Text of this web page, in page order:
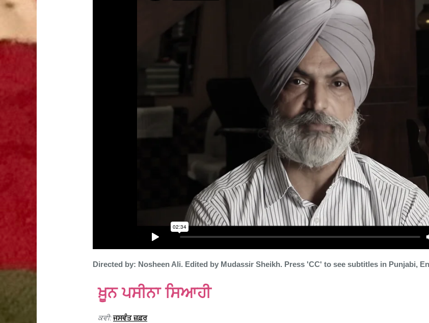
Directed by: Nosheen Ali. Edited by Mudassir Sheikh. Press 'CC' to see subtitles in Punjabi,
ਖ਼ੂਨ ਪਸੀਨਾ ਸਿਆਹੀ
ਕਵੀ:ਜਸਵੰਤ ਜ਼ਫ਼ਰ